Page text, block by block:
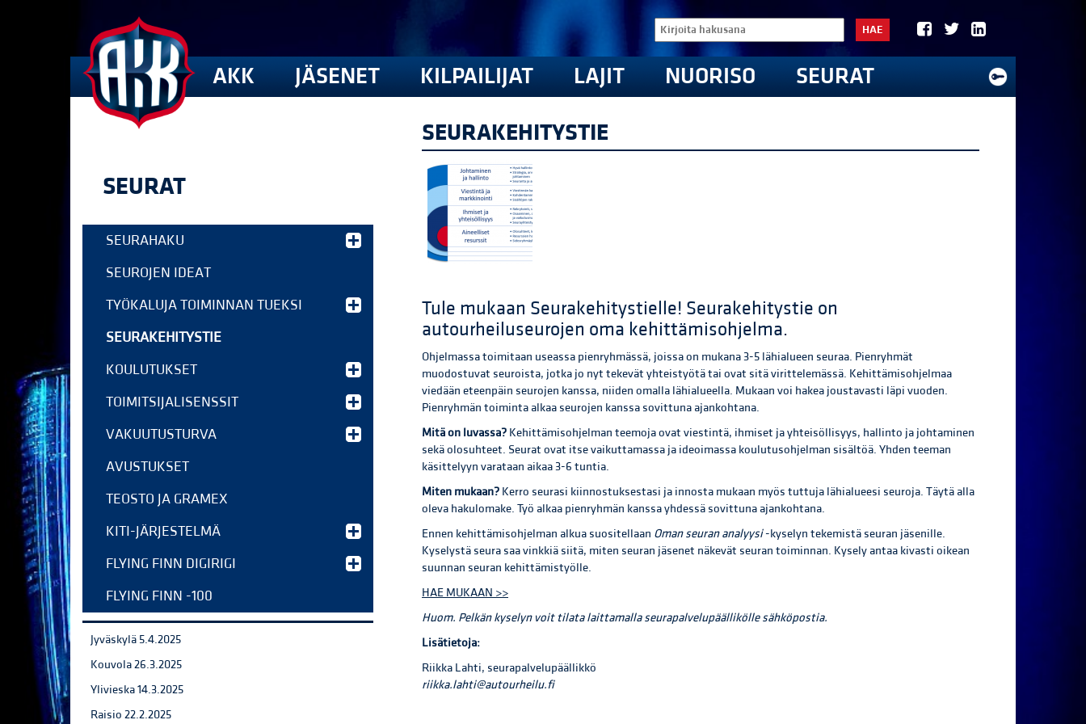
HAE
AKK JÄSENET KILPAILIJAT LAJIT NUORISO SEURAT
SEURAT
SEURAHAKU
SEUROJEN IDEAT
TYÖKALUJA TOIMINNAN TUEKSI
SEURAKEHITYSTIE
KOULUTUKSET
TOIMITSIJALISENSSIT
VAKUUTUSTURVA
AVUSTUKSET
TEOSTO JA GRAMEX
KITI-JÄRJESTELMÄ
FLYING FINN DIGIRIGI
FLYING FINN -100
Jyväskylä 5.4.2025
Kouvola 26.3.2025
Ylivieska 14.3.2025
Raisio 22.2.2025
SEURAKEHITYSTIE
Tule mukaan Seurakehitystielle! Seurakehitystie on
autourheiluseurojen oma kehittämisohjelma.
Ohjelmassa toimitaan useassa pienryhmässä, joissa on mukana 3-5 lähialueen seuraa. Pienryhmät
muodostuvat seuroista, jotka jo nyt tekevät yhteistyötä tai ovat sitä virittelemässä. Kehittämisohjelmaa
viedään eteenpäin seurojen kanssa, niiden omalla lähialueella. Mukaan voi hakea joustavasti läpi vuoden.
Pienryhmän toiminta alkaa seurojen kanssa sovittuna ajankohtana.
Mitä on luvassa? Kehittämisohjelman teemoja ovat viestintä, ihmiset ja yhteisöllisyys, hallinto ja johtaminen
sekä olosuhteet. Seurat ovat itse vaikuttamassa ja ideoimassa koulutusohjelman sisältöä. Yhden teeman
käsittelyyn varataan aikaa 3-6 tuntia.
Miten mukaan? Kerro seurasi kiinnostuksestasi ja innosta mukaan myös tuttuja lähialueesi seuroja. Täytä alla
oleva hakulomake. Työ alkaa pienryhmän kanssa yhdessä sovittuna ajankohtana.
Ennen kehittämisohjelman alkua suositellaan Oman seuran analyysi-kyselyn tekemistä seuran jäsenille.
Kyselystä seura saa vinkkiä siitä, miten seuran jäsenet näkevät seuran toiminnan. Kysely antaa kivasti oikean
suunnan seuran kehittämistyölle.
HAE MUKAAN >>
Huom. Pelkän kyselyn voit tilata laittamalla seurapalvelupäällikölle sähköpostia.
Lisätietoja:
Riikka Lahti, seurapalvelupäällikkö
riikka.lahti@autourheilu.fi